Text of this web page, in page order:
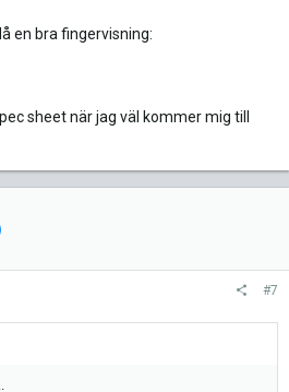
en bra fingervisning:
sheet när jag väl kommer mig till
#7